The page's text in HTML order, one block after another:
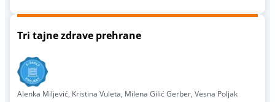
Tri tajne zdrave prehrane
Alenka Miljević, Kristina Vuleta, Milena Gilić Gerber, Vesna Poljak